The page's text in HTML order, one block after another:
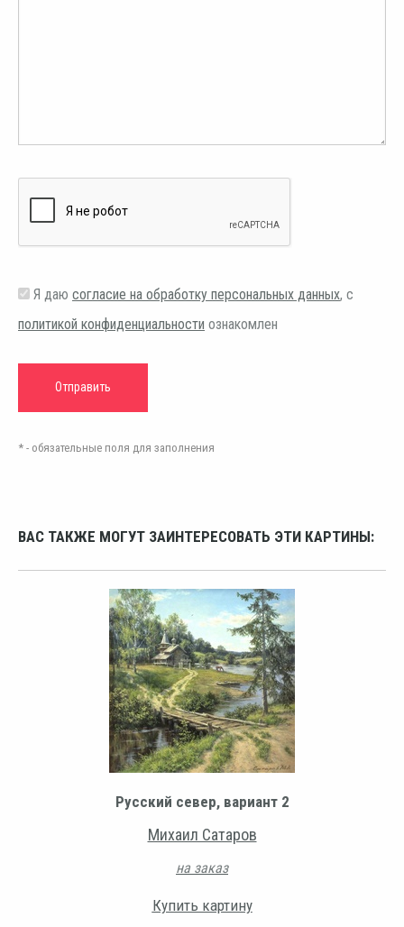
Я даю согласие на обработку персональных данных, с
политикой конфиденциальности ознакомлен
* - обязательные поля для заполнения
ВАС ТАКЖЕ МОГУТ ЗАИНТЕРЕСОВАТЬ ЭТИ КАРТИНЫ:
Русский север, вариант 2
Михаил Сатаров
на заказ
Купить картину